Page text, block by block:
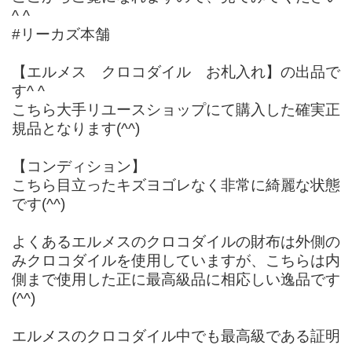
^ ^
#リーカズ本舗
【エルメス クロコダイル お札入れ】の出品で
す^ ^
こちら大手リユースショップにて購入した確実正
規品となります(^^)
【コンディション】
こちら目立ったキズヨゴレなく非常に綺麗な状態
です(^^)
よくあるエルメスのクロコダイルの財布は外側の
みクロコダイルを使用していますが、こちらは内
側まで使用した正に最高級品に相応しい逸品です
(^^)
エルメスのクロコダイル中でも最高級である証明